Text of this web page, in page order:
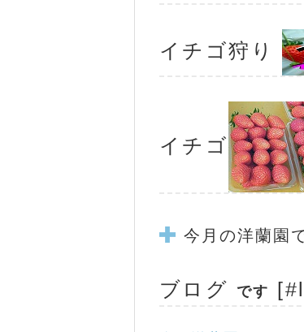
イチゴ狩り
イチゴ
今月の洋蘭園
ブログ です